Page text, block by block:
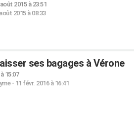
2015 à 23:51
2015 à 08:33
ses bagages à Vérone
15:07
- 11 févr. 2016 à 16:41